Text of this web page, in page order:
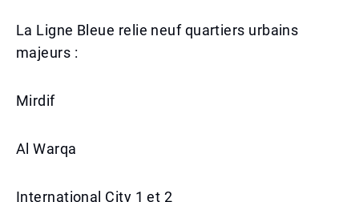
La Ligne Bleue relie neuf quartiers urbains
majeurs :
Mirdif
Al Warqa
International City 1 et 2